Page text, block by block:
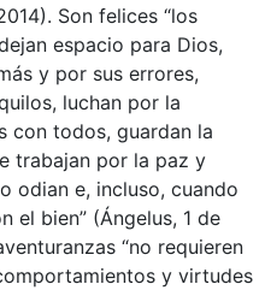
Son felices “los
espacio para Dios,
y por sus errores,
luchan por la
con todos, guardan la
trabajan por la paz y
odian e, incluso, cuando
el bien” (Ángelus, 1 de
“no requieren
y virtudes